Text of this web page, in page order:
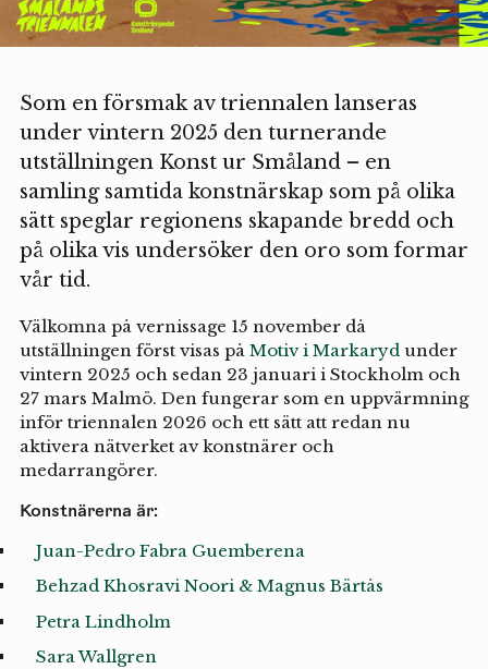
Som en försmak av triennalen lanseras
under vintern 2025 den turnerande
utställningen Konst ur Småland – en
samling samtida konstnärskap som på olika
sätt speglar regionens skapande bredd och
på olika vis undersöker den oro som formar
vår tid.
Välkomna på vernissage 15 november då
utställningen först visas på Motiv i Markaryd under
vintern 2025 och sedan 23 januari i Stockholm och
27 mars Malmö. Den fungerar som en uppvärmning
inför triennalen 2026 och ett sätt att redan nu
aktivera nätverket av konstnärer och
medarrangörer.
Konstnärerna är:
Juan-Pedro Fabra Guemberena
Behzad Khosravi Noori & Magnus Bärtås
Petra Lindholm
Sara Wallgren